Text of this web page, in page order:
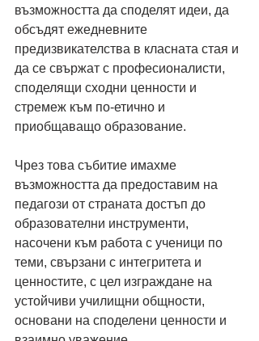
възможността да споделят идеи, да
обсъдят ежедневните
предизвикателства в класната стая и
да се свържат с професионалисти,
споделящи сходни ценности и
стремеж към по-етично и
приобщаващо образование.
Чрез това събитие имахме
възможността да предоставим на
педагози от страната достъп до
образователни инструменти,
насочени към работа с ученици по
теми, свързани с интегритета и
ценностите, с цел изграждане на
устойчиви училищни общности,
основани на споделени ценности и